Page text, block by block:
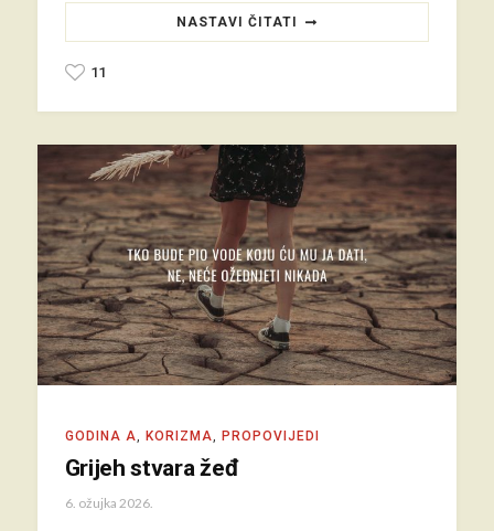
NASTAVI ČITATI
11
GODINA A, KORIZMA, PROPOVIJEDI
Grijeh stvara žeđ
6. ožujka 2026.